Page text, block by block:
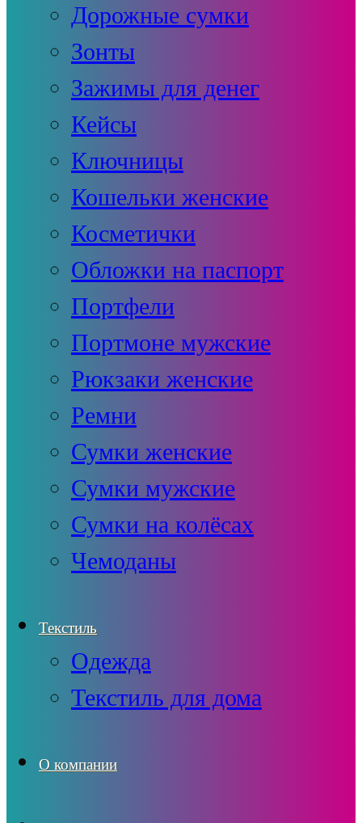
Дорожные сумки
Зонты
Зажимы для денег
Кейсы
Ключницы
Кошельки женские
Косметички
Обложки на паспорт
Портфели
Портмоне мужские
Рюкзаки женские
Ремни
Сумки женские
Сумки мужские
Сумки на колёсах
Чемоданы
Текстиль
Одежда
Текстиль для дома
О компании